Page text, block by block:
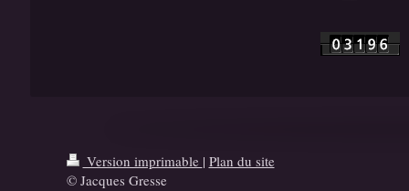
Version imprimable | Plan du site
© Jacques Gresse